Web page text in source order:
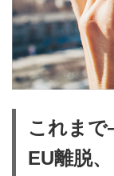
これま
EU離脱